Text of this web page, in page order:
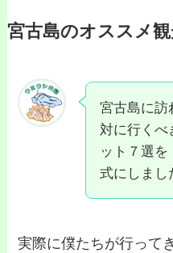
宮古島のオススメ
宮古島に訪
対に行くべ
ット７選
式にしまし
実際に僕たちが行って